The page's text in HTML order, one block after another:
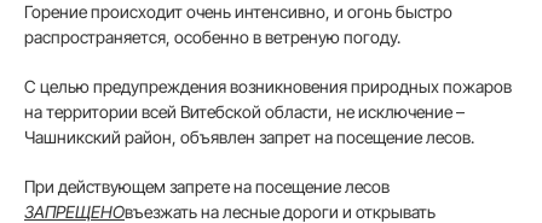
Горение происходит очень интенсивно, и огонь быстро
распространяется, особенно в ветреную погоду.
С целью предупреждения возникновения природных пожаров
на территории всей Витебской области, не исключение –
Чашникский район, объявлен запрет на посещение лесов.
При действующем запрете на посещение лесов
ЗАПРЕЩЕНОвъезжать на лесные дороги и открывать